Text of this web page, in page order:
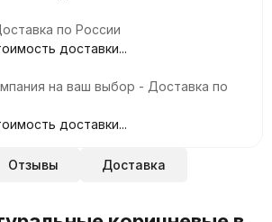
по России
доставки...
на ваш выбор - Доставка по
доставки...
Отзывы Доставка